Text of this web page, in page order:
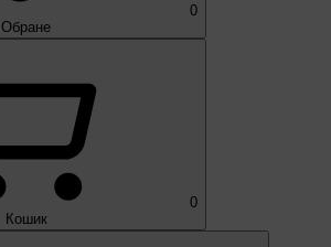
0
Обране
0
Кошик